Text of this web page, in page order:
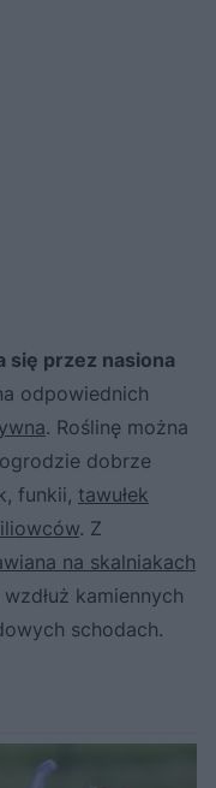
się przez nasiona
odpowiednich
. Roślinę można
dobrze
funkii, tawułek
. Z
na skalniakach
kamiennych
schodach.